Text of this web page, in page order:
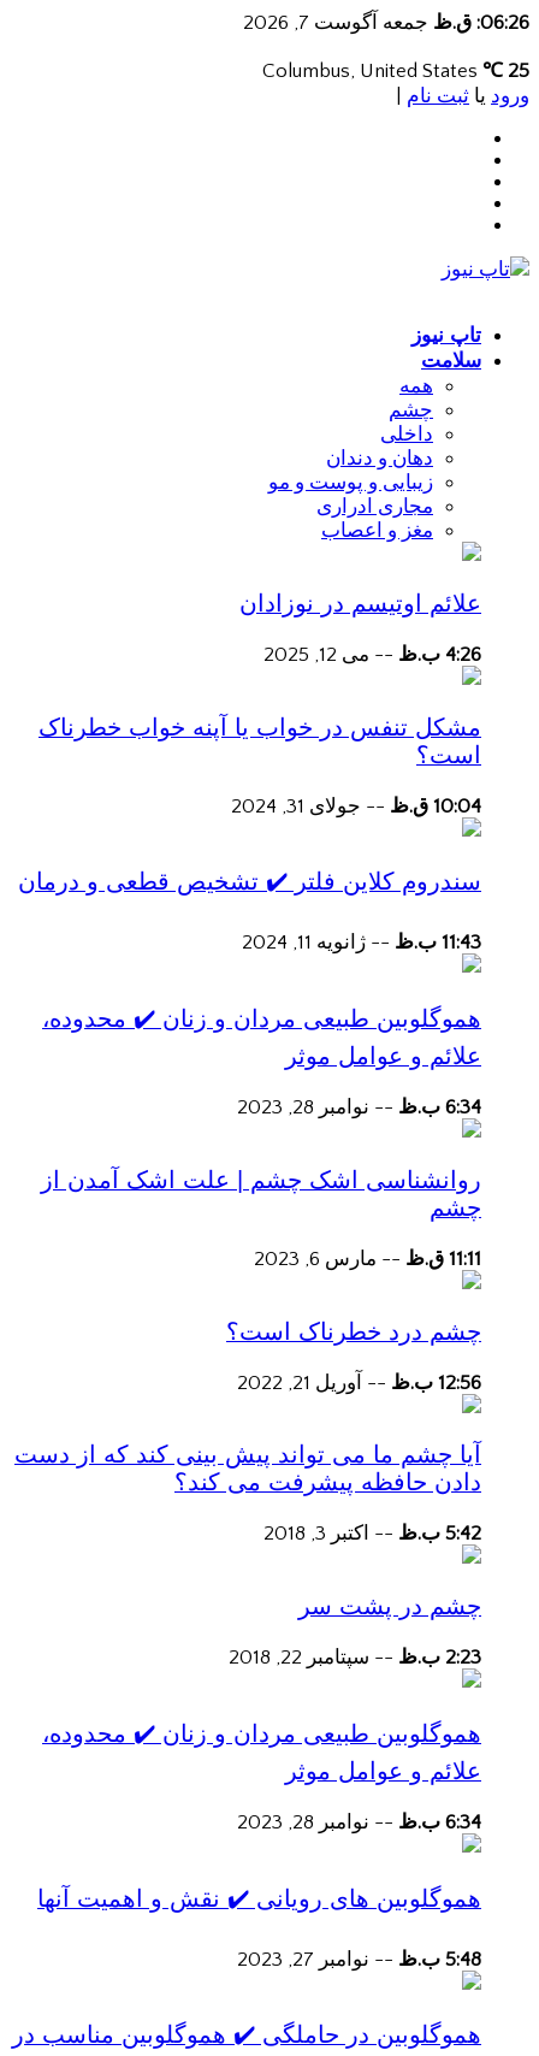
06:26: ق.ظ جمعه آگوست 7, 2026
25 ℃
ورود یا ثبت نام
تاپ نیوز
سلامت
همه
چشم
داخلی
دهان و دندان
زیبایی و پوست و مو
مجاری ادراری
مغز و اعصاب
علائم اوتیسم در نوزادان
4:26 ب.ظ -- می 12, 2025
مشکل تنفس در خواب یا آپنه خواب خطرناک
است؟
10:04 ق.ظ -- جولای 31, 2024
سندروم کلاین فلتر ✔️ تشخیص قطعی و درمان
11:43 ب.ظ -- ژانویه 11, 2024
هموگلوبین طبیعی مردان و زنان ✔️ محدوده،
علائم و عوامل موثر
6:34 ب.ظ -- نوامبر 28, 2023
روانشناسی اشک چشم | علت اشک آمدن از
چشم
11:11 ق.ظ -- مارس 6, 2023
چشم درد خطرناک است؟
12:56 ب.ظ -- آوریل 21, 2022
آیا چشم ما می تواند پیش بینی کند که از دست
دادن حافظه پیشرفت می کند؟
5:42 ب.ظ -- اکتبر 3, 2018
چشم در پشت سر
2:23 ب.ظ -- سپتامبر 22, 2018
هموگلوبین طبیعی مردان و زنان ✔️ محدوده،
علائم و عوامل موثر
6:34 ب.ظ -- نوامبر 28, 2023
هموگلوبین های رویانی ✔️ نقش و اهمیت آنها
5:48 ب.ظ -- نوامبر 27, 2023
هموگلوبین در حاملگی ✔️ هموگلوبین مناسب در